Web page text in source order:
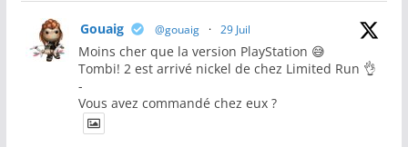
Gouaig @gouaig · 29 Juil
Moins cher que la version PlayStation 😅
Tombi! 2 est arrivé nickel de chez Limited Run 👌
-
Vous avez commandé chez eux ?